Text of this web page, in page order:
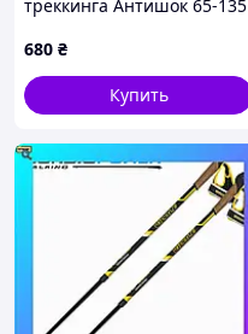
треккинга Антишок 65-135
680 ₴
Купить